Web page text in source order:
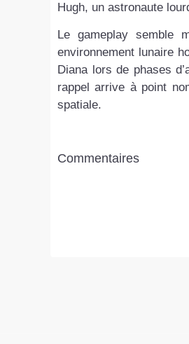
Hugh, un astronaute
Le gameplay semble
environnement lunaire
Diana lors de phases
rappel arrive à point
spatiale.
Commentaires